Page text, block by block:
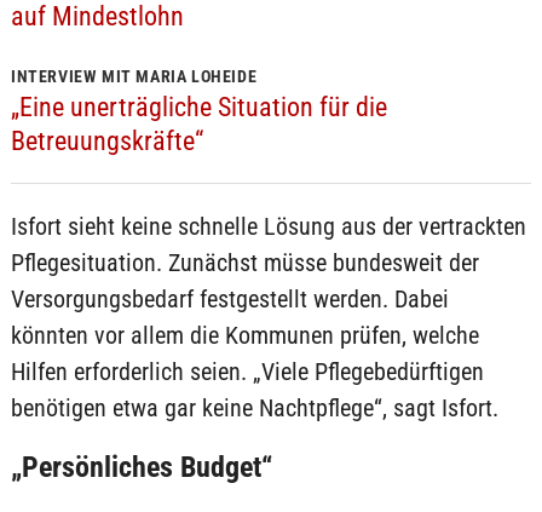
auf Mindestlohn
INTERVIEW MIT MARIA LOHEIDE
„Eine unerträgliche Situation für die
Betreuungskräfte“
Isfort sieht keine schnelle Lösung aus der vertrackten
Pflegesituation. Zunächst müsse bundesweit der
Versorgungsbedarf festgestellt werden. Dabei
könnten vor allem die Kommunen prüfen, welche
Hilfen erforderlich seien. „Viele Pflegebedürftigen
benötigen etwa gar keine Nachtpflege“, sagt Isfort.
„Persönliches Budget“